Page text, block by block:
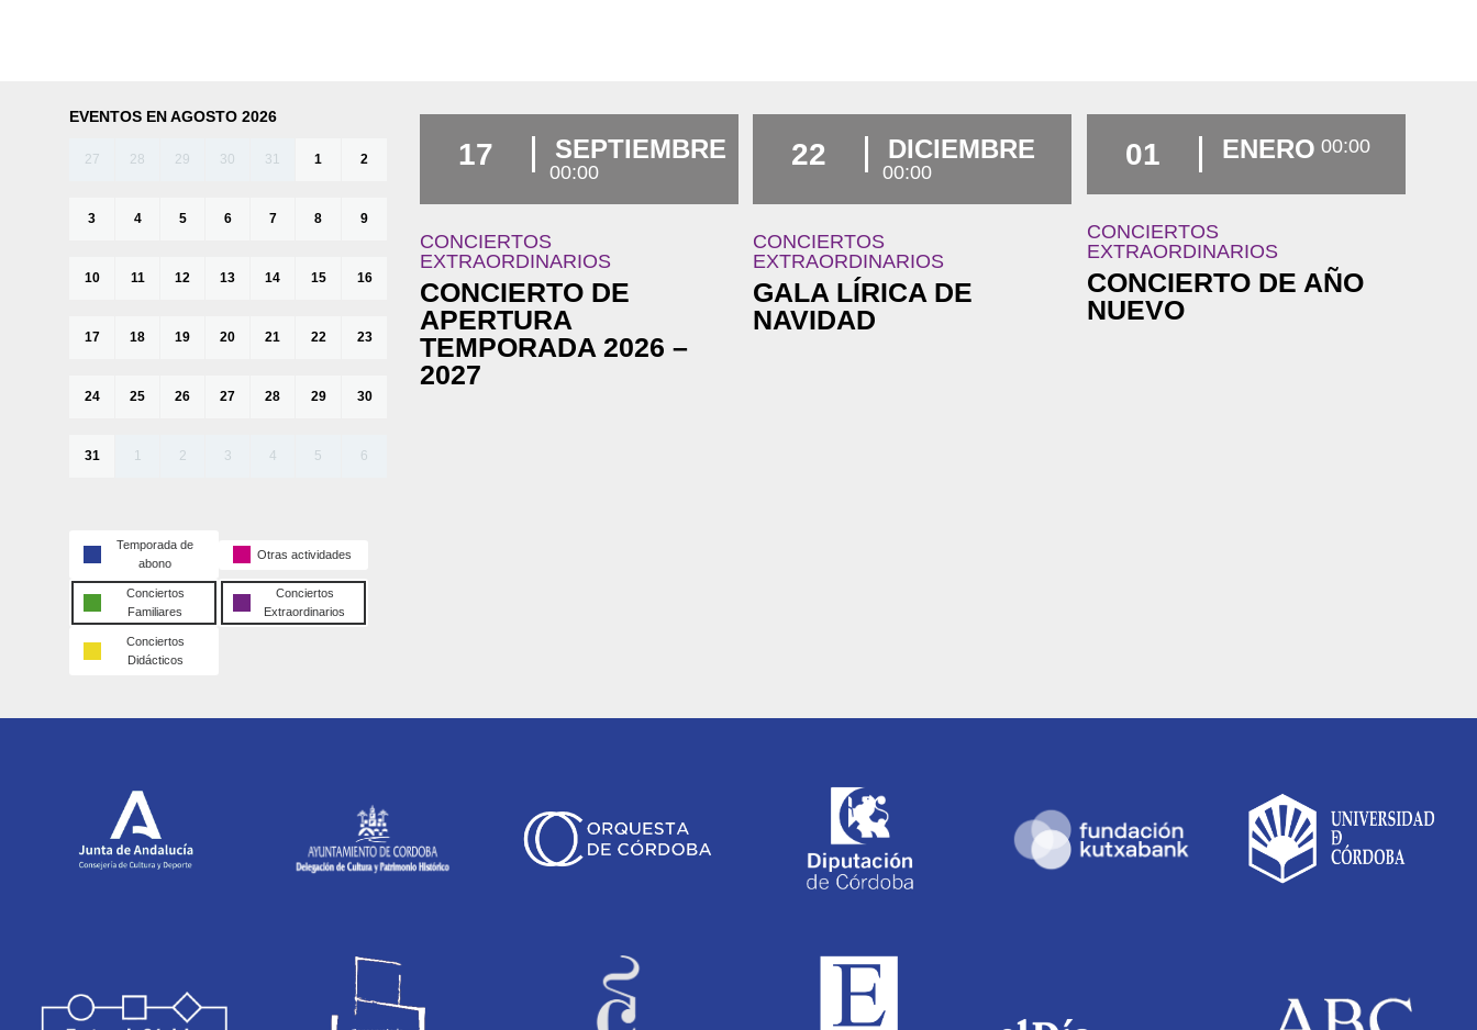
EVENTOS EN AGOSTO 2026
27 28 29 30 31 1 2
3 4 5 6 7 8 9
10 11 12 13 14 15 16
17 18 19 20 21 22 23
24 25 26 27 28 29 30
31 1 2 3 4 5 6
Temporada de
abono
Otras actividades
Conciertos
Familiares
Conciertos
Extraordinarios
Conciertos
Didácticos
17 SEPTIEMBRE
00:00
CONCIERTOS
EXTRAORDINARIOS
CONCIERTO DE
APERTURA
TEMPORADA 2026 –
2027
22 DICIEMBRE
00:00
CONCIERTOS
EXTRAORDINARIOS
GALA LÍRICA DE
NAVIDAD
01 ENERO 00:00
CONCIERTOS
EXTRAORDINARIOS
CONCIERTO DE AÑO
NUEVO